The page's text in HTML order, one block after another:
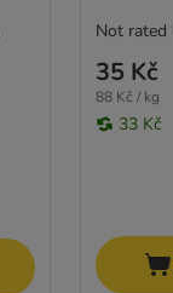
35 Kč
88 Kč / kg
33 Kč
Not rated